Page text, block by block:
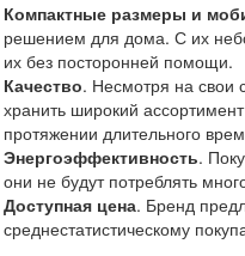
Компактные размеры и
решением для дома. С их
их без посторонней помощи.
Качество. Несмотря на свои
хранить широкий
протяжении длительного
Энергоэффективность.
они не будут потреблять
Доступная цена. Бренд
среднестатистическому